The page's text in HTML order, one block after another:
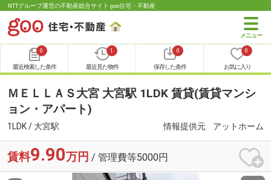
NTTグループ運営の不動産総合サイト goo住宅・不動産
0
最近検索した条件
1
最近見た物件
0
保存した条件
0
お気に入り
ＭＥＬＬＡＳ大宮 大宮駅 1LDK 賃貸(賃貸マンシ
ョン・アパート)
1LDK / 大宮駅 情報提供元 アットホーム
賃料9.90万円 / 管理費等5000円